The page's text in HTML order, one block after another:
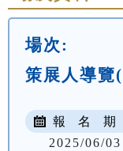
場次:
策展人導覽
報 名 期
2025/06/